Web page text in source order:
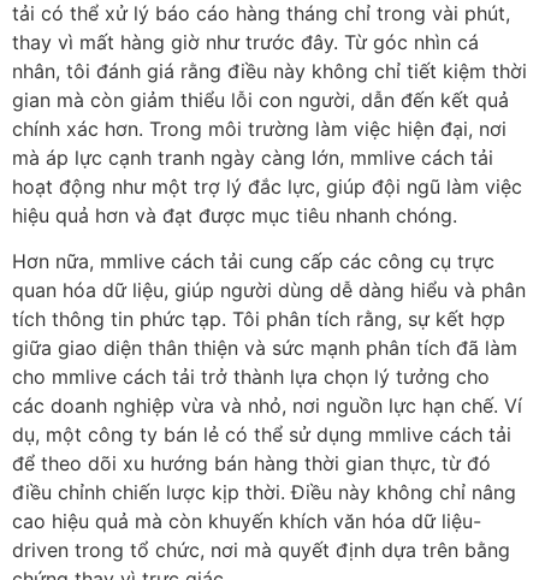
tải có thể xử lý báo cáo hàng tháng chỉ trong vài phút,
thay vì mất hàng giờ như trước đây. Từ góc nhìn cá
nhân, tôi đánh giá rằng điều này không chỉ tiết kiệm thời
gian mà còn giảm thiểu lỗi con người, dẫn đến kết quả
chính xác hơn. Trong môi trường làm việc hiện đại, nơi
mà áp lực cạnh tranh ngày càng lớn, mmlive cách tải
hoạt động như một trợ lý đắc lực, giúp đội ngũ làm việc
hiệu quả hơn và đạt được mục tiêu nhanh chóng.
Hơn nữa, mmlive cách tải cung cấp các công cụ trực
quan hóa dữ liệu, giúp người dùng dễ dàng hiểu và phân
tích thông tin phức tạp. Tôi phân tích rằng, sự kết hợp
giữa giao diện thân thiện và sức mạnh phân tích đã làm
cho mmlive cách tải trở thành lựa chọn lý tưởng cho
các doanh nghiệp vừa và nhỏ, nơi nguồn lực hạn chế. Ví
dụ, một công ty bán lẻ có thể sử dụng mmlive cách tải
để theo dõi xu hướng bán hàng thời gian thực, từ đó
điều chỉnh chiến lược kịp thời. Điều này không chỉ nâng
cao hiệu quả mà còn khuyến khích văn hóa dữ liệu-
driven trong tổ chức, nơi mà quyết định dựa trên bằng